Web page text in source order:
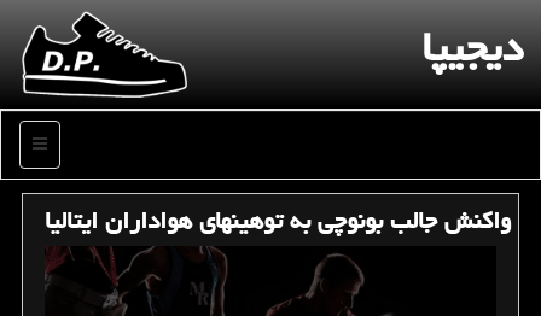
دیجیپا
منو
واكنش جالب بونوچی به توهین‎های هواداران ایتالیا